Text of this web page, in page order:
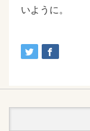
いように。